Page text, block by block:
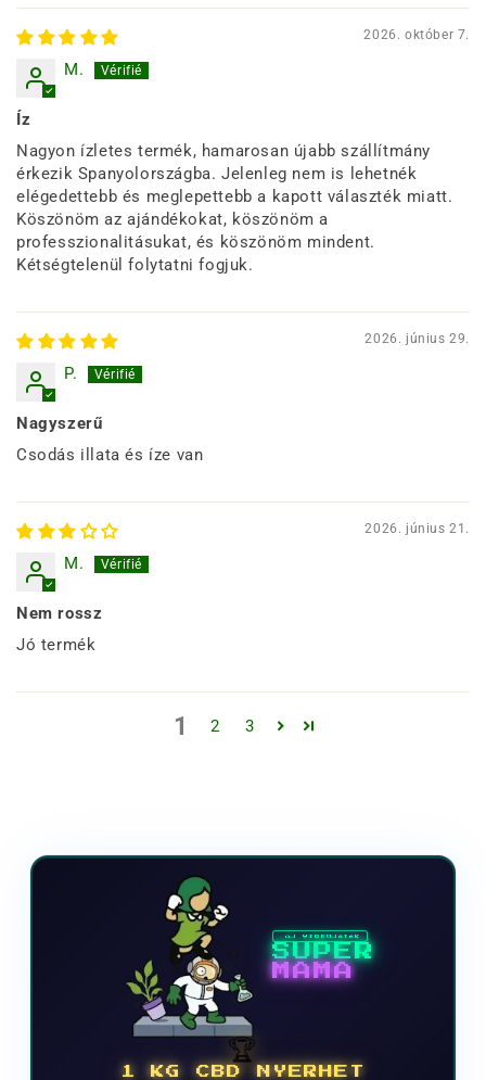
2026. október 7.
M.
Íz
Nagyon ízletes termék, hamarosan újabb szállítmány
érkezik Spanyolországba. Jelenleg nem is lehetnék
elégedettebb és meglepettebb a kapott választék miatt.
Köszönöm az ajándékokat, köszönöm a
professzionalitásukat, és köszönöm mindent.
Kétségtelenül folytatni fogjuk.
2026. június 29.
P.
Nagyszerű
Csodás illata és íze van
2026. június 21.
M.
Nem rossz
Jó termék
1 2 3
ÚJ VIDEOJÁTÉK
SUPER
MAMA
🏆
1 KG CBD NYERHET